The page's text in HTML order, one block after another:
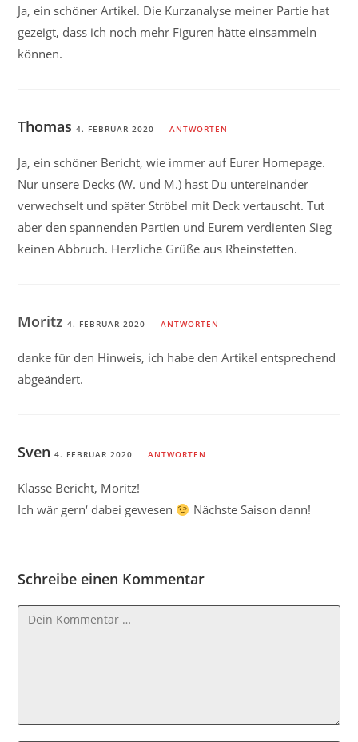
Ja, ein schöner Artikel. Die Kurzanalyse meiner Partie hat
gezeigt, dass ich noch mehr Figuren hätte einsammeln
können.
Thomas 4. FEBRUAR 2020 ANTWORTEN
Ja, ein schöner Bericht, wie immer auf Eurer Homepage.
Nur unsere Decks (W. und M.) hast Du untereinander
verwechselt und später Ströbel mit Deck vertauscht. Tut
aber den spannenden Partien und Eurem verdienten Sieg
keinen Abbruch. Herzliche Grüße aus Rheinstetten.
Moritz4. FEBRUAR 2020 ANTWORTEN
danke für den Hinweis, ich habe den Artikel entsprechend
abgeändert.
Sven 4. FEBRUAR 2020 ANTWORTEN
Klasse Bericht, Moritz!
Ich wär gern‘ dabei gewesen
Nächste Saison dann!
Schreibe einen Kommentar
Kommentar